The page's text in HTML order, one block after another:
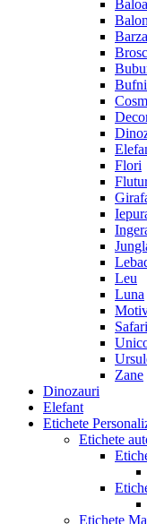
Barza
Flori
Leu
Luna
Safari
Zane
Dinozauri
Elefant
Etichete
Etichete
Etichete